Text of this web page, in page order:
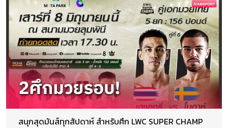
สนุกสุดมันส์ทุกสัปดาห์ สำหรับศึก LWC SUPER CHAMP